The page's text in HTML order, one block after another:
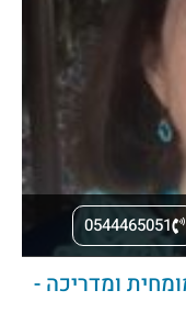
0544465051
ומדריכה -